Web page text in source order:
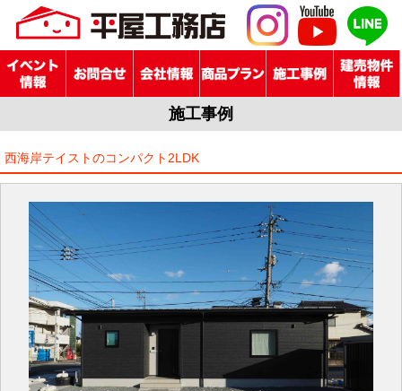
施工事例
西海岸テイストのコンパクト2LDK